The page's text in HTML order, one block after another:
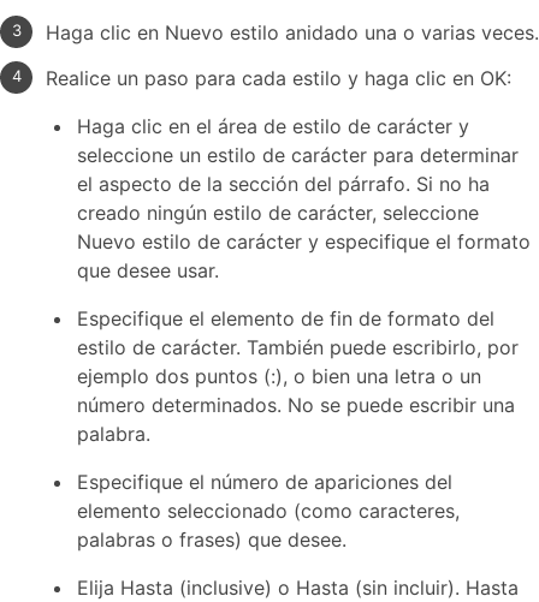
Haga clic en Nuevo estilo anidado una o varias veces.
Realice un paso para cada estilo y haga clic en OK:
Haga clic en el área de estilo de carácter y
seleccione un estilo de carácter para determinar
el aspecto de la sección del párrafo. Si no ha
creado ningún estilo de carácter, seleccione
Nuevo estilo de carácter y especifique el formato
que desee usar.
Especifique el elemento de fin de formato del
estilo de carácter. También puede escribirlo, por
ejemplo dos puntos (:), o bien una letra o un
número determinados. No se puede escribir una
palabra.
Especifique el número de apariciones del
elemento seleccionado (como caracteres,
palabras o frases) que desee.
Elija Hasta (inclusive) o Hasta (sin incluir). Hasta